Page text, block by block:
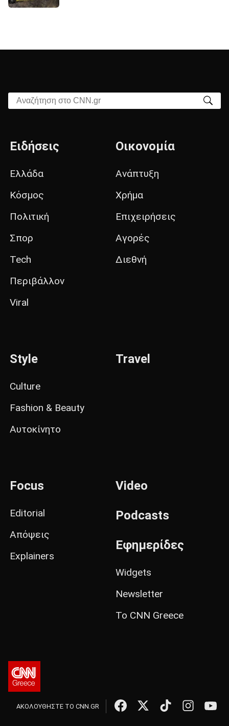
Αναζήτηση στο CNN.gr
Ειδήσεις
Ελλάδα
Κόσμος
Πολιτική
Σπορ
Tech
Περιβάλλον
Viral
Οικονομία
Ανάπτυξη
Χρήμα
Επιχειρήσεις
Αγορές
Διεθνή
Style
Culture
Fashion & Beauty
Αυτοκίνητο
Travel
Focus
Editorial
Απόψεις
Explainers
Video
Podcasts
Εφημερίδες
Widgets
Newsletter
Το CNN Greece
ΑΚΟΛΟΥΘΗΣΤΕ ΤΟ CNN.GR